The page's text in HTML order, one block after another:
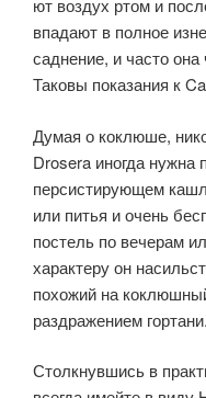
ют воздух ртом и
впадают в полное
саднение, и часто
Таковы показания к
Думая о коклюше,
Drosera иногда нуж­на
персистирующем
или питья и очень
постель по вечерам
характеру он
похожий на
раздражением горта­ни.
Столкнувшись в